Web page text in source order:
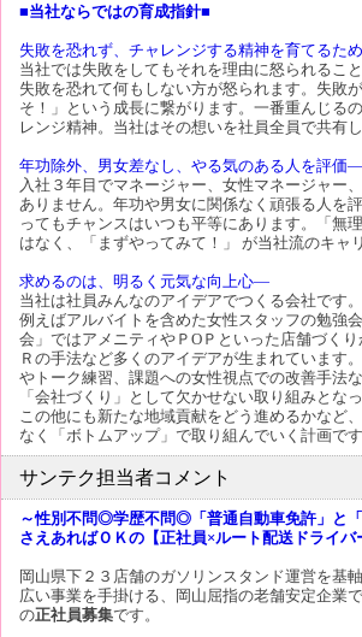
■当社ならではの育成指針■
失敗を恐れず、チャレンジする精神を育てるた
当社では失敗をしてもそれを理由に怒られるこ
失敗を恐れて何もしない方が怒られます。失敗
そ！」という成長に繋がります。一番重んじる
レンジ精神。当社はその想いを社員全員で共有し
年功除外、男女差なし、やる気のある人を評価―
入社３年目でマネージャー、女性マネージャー
ありません。年功や男女に関係なく頑張る人を
ってもチャンスはいつも平等にあります。「無
はなく、「まずやってみて！」 が当社流のキャ
求めるのは、明るく元気な向上心―
当社は社員みんなのアイデアでつくる会社です。
例えばアルバイトを含めた女性スタッフの勉強
会」ではアメニティやＰОＰといった店舗づくり
Ｒの手法など多くのアイデアが生まれています
やトーク練習、課題への女性視点での改善手法
「会社づくり」として欠かせない取り組みとなっ
この他にも新たな地域貢献をどう進めるかなど
なく「ボトムアップ」で取り組んでいく計画です
サンテク担当者コメント
～性別不問◎学歴不問◎「普通自動車免許」と「
さえあればＯＫの【正社員×ルート配送ドライバ
岡山県下２３店舗のガソリンスタンド運営を基
広い事業を手掛ける、岡山屈指の老舗安定企業
の正社員募集です。